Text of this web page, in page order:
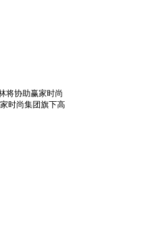
将协助赢家时尚
时尚集团旗下高